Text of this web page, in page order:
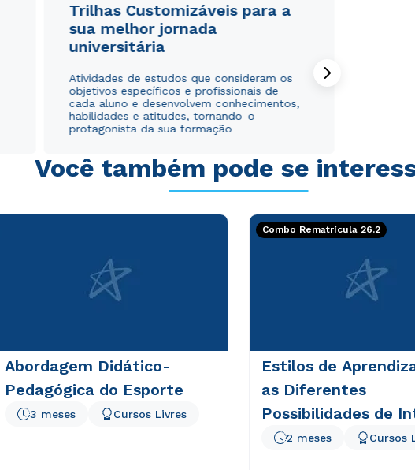
Trilhas Customizáveis para a
sua melhor jornada
universitária
Atividades de estudos que consideram os
objetivos específicos e profissionais de
cada aluno e desenvolvem conhecimentos,
habilidades e atitudes, tornando-o
protagonista da sua formação
Você também pode se
Abordagem Didático-
Pedagógica do Esporte
3 meses Cursos Livres
Combo Rematrícula 26.2
Estilos de
as Diferentes
Possibilidades de
em EAD
2 meses Cursos
WhatsApp
ou
Estou de acordo com aPolítica de Privacidade.e
autorizo que meus dados sejam utilizados para o
WhatsApp
ou
Estou de acordo com aPolítica de Privacidade.e
autorizo que meus dados sejam utilizados para o